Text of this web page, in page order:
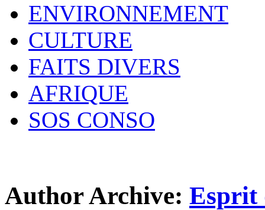
ENVIRONNEMENT
CULTURE
FAITS DIVERS
AFRIQUE
SOS CONSO
Author Archive: Esprit